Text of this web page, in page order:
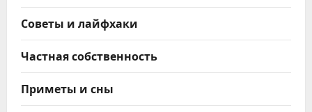
Советы и лайфхаки
Частная собственность
Приметы и сны